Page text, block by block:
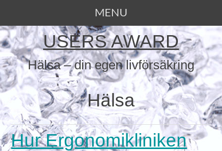
MENU
SKIP TO CONTENTUSERS AWARD
Hälsa – din egen livförsäkring
Hälsa
Hur Ergonomikliniken